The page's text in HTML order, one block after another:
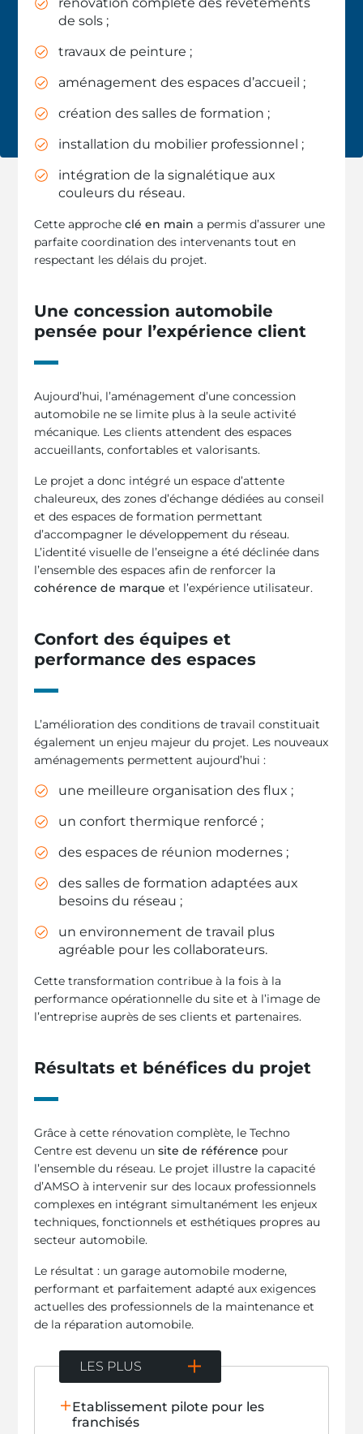
de sols ;
travaux de peinture ;
aménagement des espaces d’accueil ;
création des salles de formation ;
installation du mobilier professionnel ;
intégration de la signalétique aux
couleurs du réseau.
Cette approcheclé en main a permis d’assurer une
parfaite coordination des intervenants tout en
respectant les délais du projet.
Une concession automobile
pensée pour l’expérience client
Aujourd’hui, l’aménagement d’une concession
automobile ne se limite plus à la seule activité
mécanique. Les clients attendent des espaces
accueillants, confortables et valorisants.
Le projet a donc intégré un espace d’attente
chaleureux, des zones d’échange dédiées au conseil
et des espaces de formation permettant
d’accompagner le développement du réseau.
L’identité visuelle de l’enseigne a été déclinée dans
l’ensemble des espaces afin de renforcer la
cohérence de marque et l’expérience utilisateur.
Confort des équipes et
performance des espaces
L’amélioration des conditions de travail constituait
également un enjeu majeur du projet. Les nouveaux
aménagements permettent aujourd’hui :
une meilleure organisation des flux ;
un confort thermique renforcé ;
des espaces de réunion modernes ;
des salles de formation adaptées aux
besoins du réseau ;
un environnement de travail plus
agréable pour les collaborateurs.
Cette transformation contribue à la fois à la
performance opérationnelle du site et à l’image de
l’entreprise auprès de ses clients et partenaires.
Résultats et bénéfices du projet
Grâce à cette rénovation complète, le Techno
Centre est devenu unsite de référence pour
l’ensemble du réseau. Le projet illustre la capacité
d’AMSO à intervenir sur des locaux professionnels
complexes en intégrant simultanément les enjeux
techniques, fonctionnels et esthétiques propres au
secteur automobile.
Le résultat : un garage automobile moderne,
performant et parfaitement adapté aux exigences
actuelles des professionnels de la maintenance et
de la réparation automobile.
LES PLUS
Etablissement pilote pour les
franchisés